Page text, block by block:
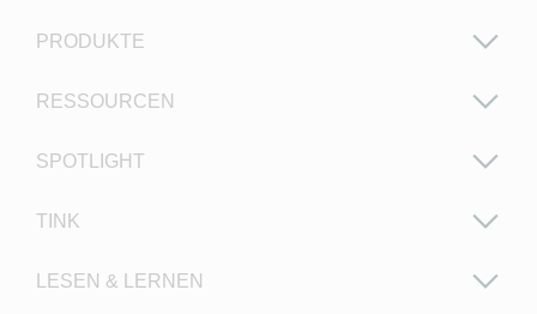
PRODUKTE
RESSOURCEN
SPOTLIGHT
TINK
LESEN & LERNEN